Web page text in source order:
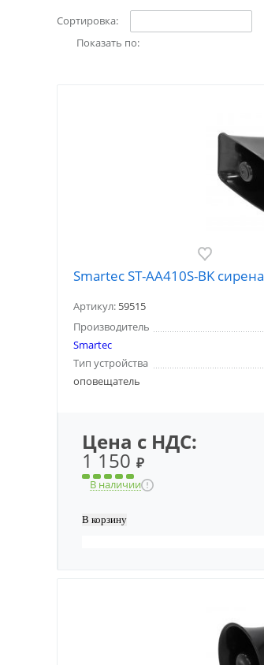
Сортировка:
Показать по:
Smartec ST-AA410S-BK сирена
Артикул: 59515
Производитель
Smartec
Тип устройства
оповещатель
Цена с НДС:
1 150₽
В наличии